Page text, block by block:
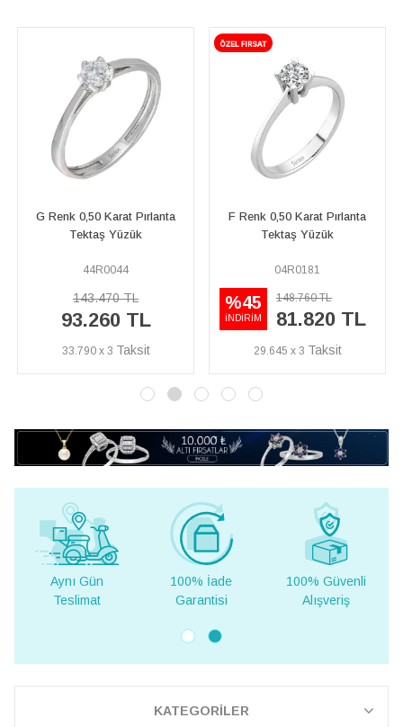
F Renk 0,50 Karat Pırlanta
Tektaş Yüzük
04R0181
%45
İNDİRİM
148.760 TL
81.820 TL
29.645 x 3
F Renk 0,26 Karat Pırlanta
Tektaş Yüzük
24R0010
42.080 TL
27.350 TL
9.910 x 3
100% İade
100% Güvenli
Yurt
KATEGORİLER